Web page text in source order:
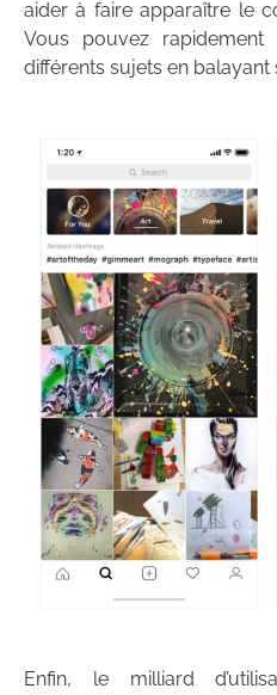
aider à faire apparaître le
Vous pouvez
différents sujets en
Enfin, le milliard